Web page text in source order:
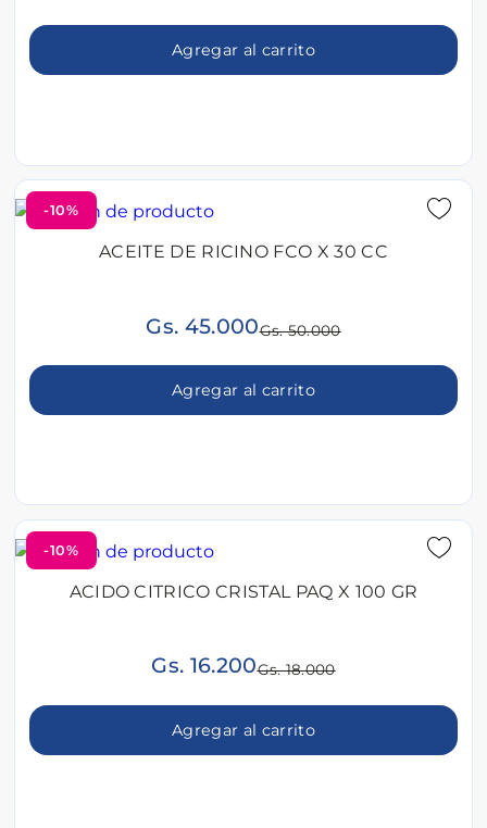
Agregar al carrito
-10%
ACEITE DE RICINO FCO X 30 CC
Gs. 45.000Gs. 50.000
Agregar al carrito
-10%
ACIDO CITRICO CRISTAL PAQ X 100 GR
Gs. 16.200Gs. 18.000
Agregar al carrito